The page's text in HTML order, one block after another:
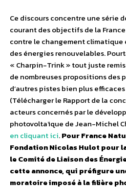
Ce discours concentre une série
courant des objectifs de la
contre le changement
des énergies renouvelables.
« Charpin-Trink » tout juste
de nombreuses propositions des
d’autres pistes bien plus
(Télécharger le Rapport de la
acteurs concernés par le
photovoltaïque de Jean-Michel
en cliquant ici.Pour France
Fondation Nicolas Hulot pour
le Comité de Liaison des
cette annonce, qui préfigure
moratoire imposé à la filière